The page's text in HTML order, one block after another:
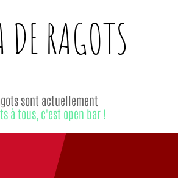
RAGOTS
sont actuellement
à tous, c'est open bar !